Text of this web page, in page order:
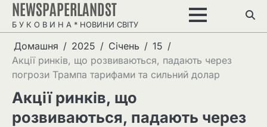
Перейти
вмісту
NEWSPAPERLANDST
Б У К О В И Н А * НОВИНИ СВІТУ
Домашня 2025 Січень
15
Акції ринків, що розвиваються, падають через
погрози Трампа тарифами та сильний долар
Акції ринків, що
розвиваються, падають через